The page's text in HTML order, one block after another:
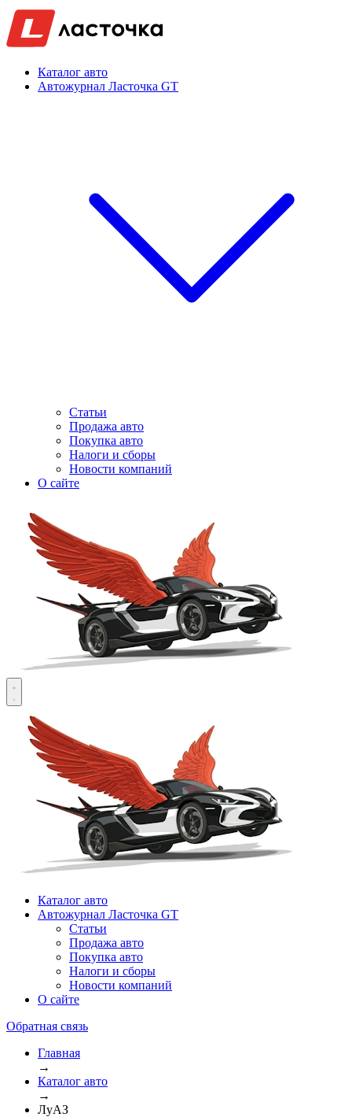
Каталог авто
Автожурнал Ласточка GT
Статьи
Продажа авто
Покупка авто
Налоги и сборы
Новости компаний
О сайте
Каталог авто
Автожурнал Ласточка GT
Статьи
Продажа авто
Покупка авто
Налоги и сборы
Новости компаний
О сайте
Обратная связь
Главная
→
Каталог авто
→
ЛуАЗ